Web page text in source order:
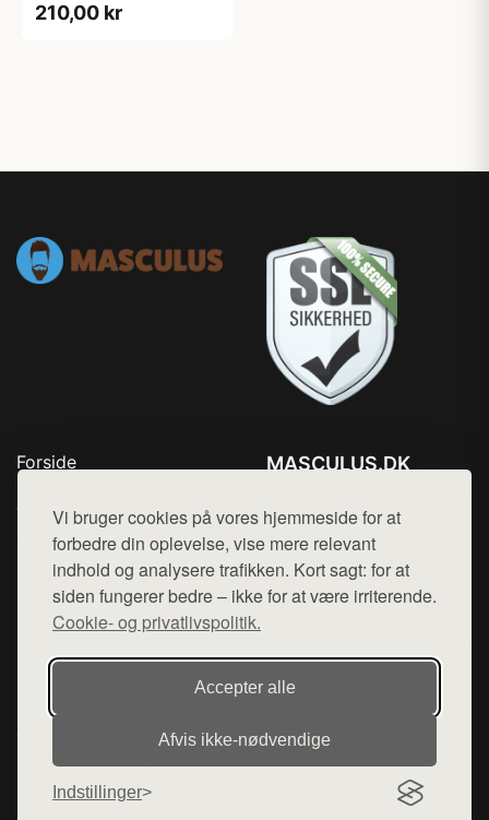
Vi bruger cookies på vores hjemmeside for at
forbedre din oplevelse, vise mere relevant
indhold og analysere trafikken. Kort sagt: for at
siden fungerer bedre – ikke for at være irriterende.
Cookie- og privatlivspolitik.
Accepter alle
Afvis ikke‑nødvendige
Indstillinger
210,00 kr
Forside
Top Rabatter
Kontakt
MASCULUS.DK
Mail: hej@want.dk
Cookie- og privatlivspolitik
Denne side er en del af want.dk, der udgiver en række
hjemmesider med præsentation af forskellige produkter fra
diverse webshops. Der sælges ikke varer fra denne side - vi
henviser til de shops, som sælger varen. Vi har heller ikke
varerne på lager.